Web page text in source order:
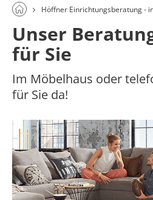
Höffner Einrichtungsberatung -
Unser
für Sie
Im Möbelhaus oder
für Sie da!